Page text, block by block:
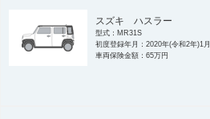
スズキ ハスラー
型式：MR31S
初度登録年月：2020年(令和2年)1月
車両保険金額：65万円